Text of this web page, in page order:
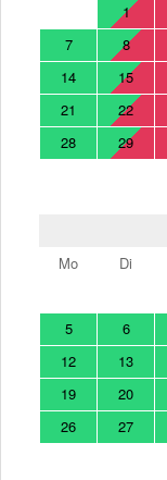
1
7
8
14
15
21
22
28
29
Mo
Di
5
6
12
13
19
20
26
27